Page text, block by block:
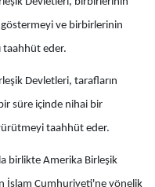
ve birbirlerinin
taahhüt eder.
Devletleri, tarafların
süre içinde nihai bir
taahhüt eder.
birlikte Amerika Birleşik
İslam Cumhuriyeti'ne yönelik